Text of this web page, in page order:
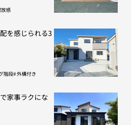
感
を感じられる3
階段 外構付き
家事ラクにな